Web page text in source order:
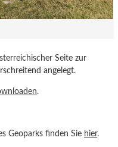
Seite zur
angelegt.
.
Geoparks finden Sie hier.